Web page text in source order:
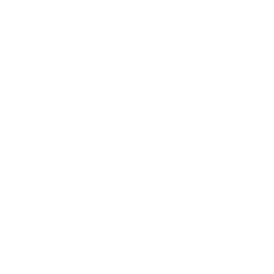
è
i tempi di
il
della
elevate,
e